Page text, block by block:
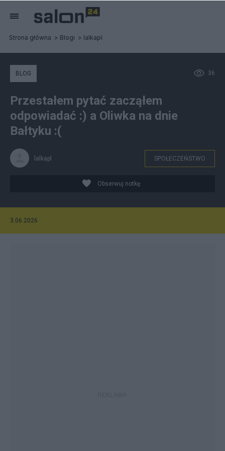
Strona główna Blogi lalkapl
36
BLOG
Przestałem pytać zacząłem
odpowiadać :) a Oliwka na dnie
Bałtyku :(
lalkapl SPOŁECZEŃSTWO
Obserwuj notkę
3.06.2026